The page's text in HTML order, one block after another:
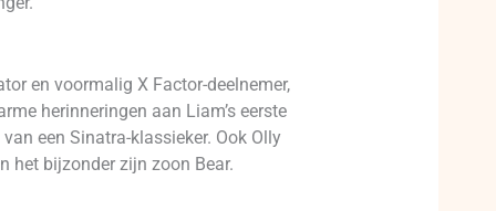
en voormalig X Factor-deelnemer,
herinneringen aan Liam’s eerste
een Sinatra-klassieker. Ook Olly
het bijzonder zijn zoon Bear.